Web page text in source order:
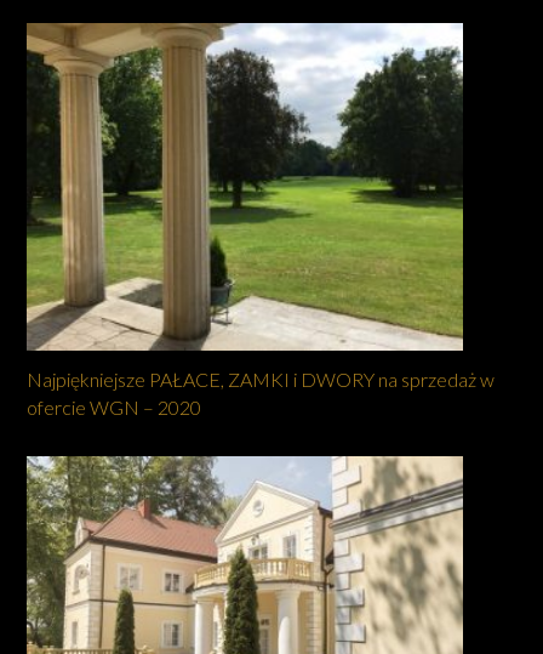
Najpiękniejsze PAŁACE, ZAMKI i DWORY na sprzedaż w
ofercie WGN – 2020